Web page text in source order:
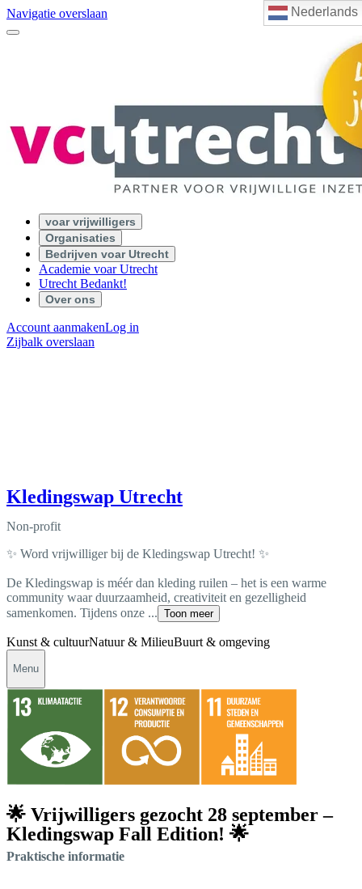
Nederlands
Navigatie overslaan
voar vrijwilligers
Organisaties
Bedrijven voar Utrecht
Academie voar Utrecht
Utrecht Bedankt!
Over ons
Account aanmakenLog in
Zijbalk overslaan
Kledingswap Utrecht
Non-profit
✨ Word vrijwilliger bij de Kledingswap Utrecht! ✨
De Kledingswap is méér dan kleding ruilen – het is een warme
community waar duurzaamheid, creativiteit en gezelligheid
samenkomen. Tijdens onze ... Toon meer
Kunst & cultuurNatuur & MilieuBuurt & omgeving
Menu
🌟 Vrijwilligers gezocht 28 september –
Kledingswap Fall Edition! 🌟
Praktische informatie